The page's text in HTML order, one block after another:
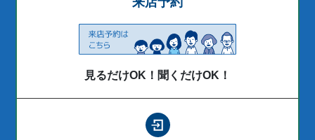
見るだけOK！聞くだけOK！